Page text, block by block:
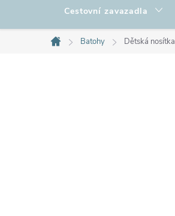
Cestovní zavazadla
Domů
Batohy Dětská nosítka